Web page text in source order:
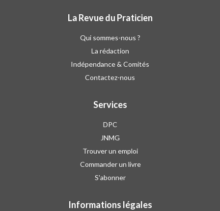
La Revue du Praticien
Qui sommes-nous ?
La rédaction
Indépendance & Comités
Contactez-nous
Services
DPC
JNMG
Trouver un emploi
Commander un livre
S'abonner
Informations légales